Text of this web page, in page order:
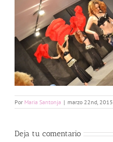
Por Maria Santonja | marzo 22nd, 2015
Deja tu comentario